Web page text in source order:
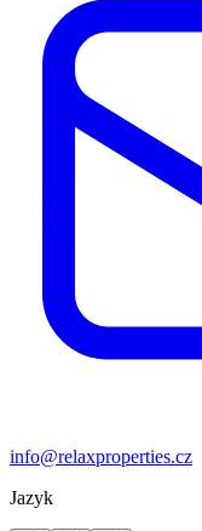
info@relaxproperties.cz
Jazyk